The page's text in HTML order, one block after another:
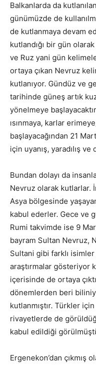
Balkanlarda da
günümüzde de
de kutlanmaya devam
kutlandığı bir gün
ve Ruz yani gün
ortaya çıkan Nevruz
kutlanıyor. Gündüz ve
tarihinde güneş artık
yönelmeye
ısınmaya, karlar
başlayacağından 21
için uyanış, yaradılış
Bundan dolayı da
Nevruz olarak kutlarlar.
Asya bölgesinde
kabul ederler. Gece ve
Rumi takvimde ise 9
bayram Sultan Nevruz,
Sultani gibi farklı isimler
araştırmalar gösteriyor
içerisinde de ortaya
dönemlerden beri
kutlanmıştır. Türkler
rivayetlerde de
kabul edildiği
Ergenekon’dan çıkmış